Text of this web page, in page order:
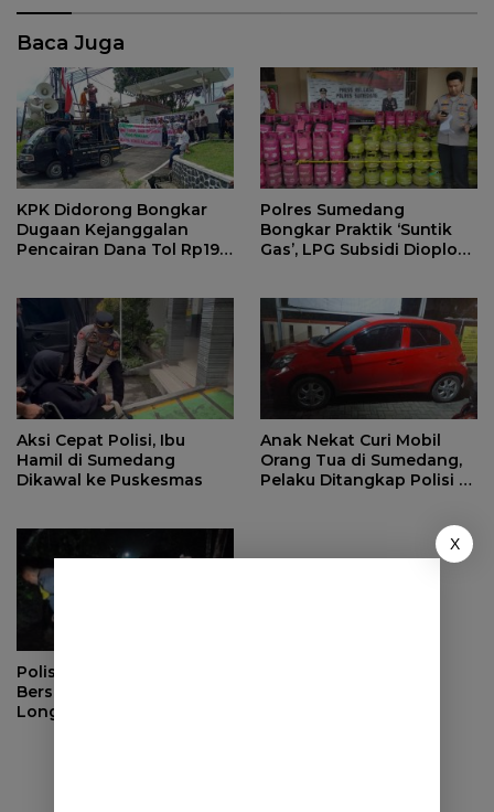
Baca Juga
KPK Didorong Bongkar
Dugaan Kejanggalan
Pencairan Dana Tol Rp190
Polres Sumedang
Bongkar Praktik ‘Suntik
Gas’, LPG Subsidi Dioplos
Aksi Cepat Polisi, Ibu
Hamil di Sumedang
Dikawal ke Puskesmas
Anak Nekat Curi Mobil
Orang Tua di Sumedang,
Pelaku Ditangkap Polisi di
Polisi dan Warga
Bersihkan Material
Longsor di Buahdua
X